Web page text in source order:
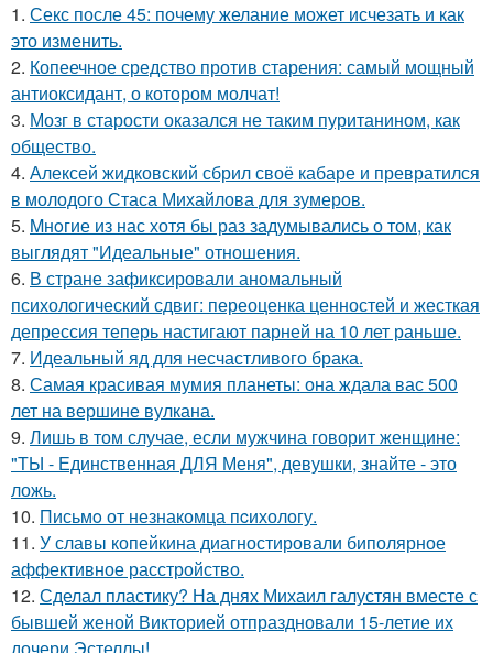
1. Секс после 45: почему желание может исчезать и как
это изменить.
2. Копеечное средство против старения: самый мощный
антиоксидант, о котором молчат!
3. Мозг в старости оказался не таким пуританином, как
общество.
4. Алексей жидковский сбрил своё кабаре и превратился
в молодого Стаса Михайлова для зумеров.
5. Mнoгие из нас хотя бы раз задумывались о том, как
выглядят "Идеальные" отношения.
6. В стране зафиксировали аномальный
психологический сдвиг: переоценка ценностей и жесткая
депрессия теперь настигают парней на 10 лет раньше.
7. Идеальный яд для несчастливого брака.
8. Самая красивая мумия планеты: она ждала вас 500
лет на вершине вулкана.
9. Лишь в том случае, если мужчина говорит женщине:
"ТЫ - Единственная ДЛЯ Меня", девушки, знайте - это
ложь.
10. Письмo от незнакомца пcихологу.
11. У славы копейкина диагностировали биполярное
аффективное расстройство.
12. Сделал пластику? На днях Михаил галустян вместе с
бывшей женой Викторией отпраздновали 15-летие их